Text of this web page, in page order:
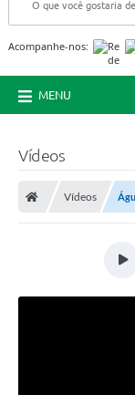
Acompanhe-nos:
MENU
Vídeos
Vídeos